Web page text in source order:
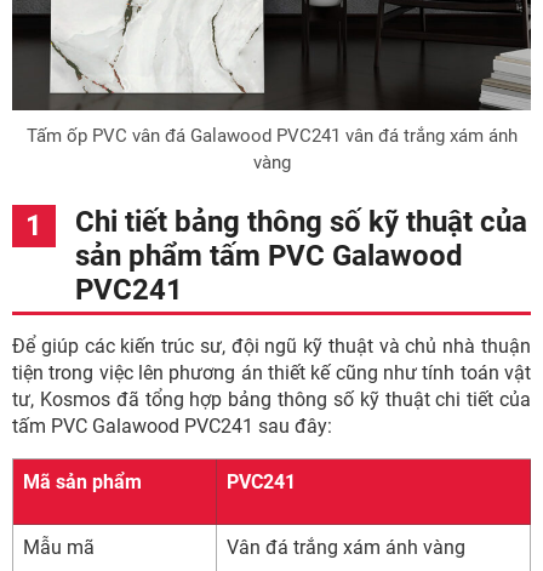
Tấm ốp PVC vân đá Galawood PVC241 vân đá trắng xám ánh
vàng
Chi tiết bảng thông số kỹ thuật của
sản phẩm tấm PVC Galawood
PVC241
Để giúp các kiến trúc sư, đội ngũ kỹ thuật và chủ nhà thuận
tiện trong việc lên phương án thiết kế cũng như tính toán vật
tư, Kosmos đã tổng hợp bảng thông số kỹ thuật chi tiết của
tấm PVC Galawood PVC241 sau đây:
Mã sản phẩm PVC241
Mẫu mã Vân đá trắng xám ánh vàng